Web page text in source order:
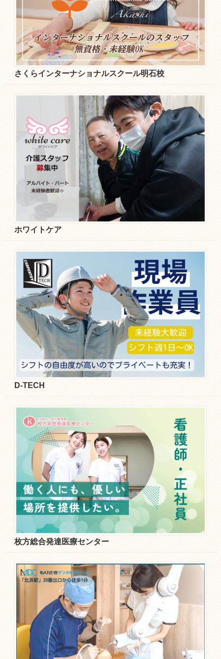
さくらインターナショナルスクール明石校
ホワイトケア
D-TECH
枚方総合発達医療センター